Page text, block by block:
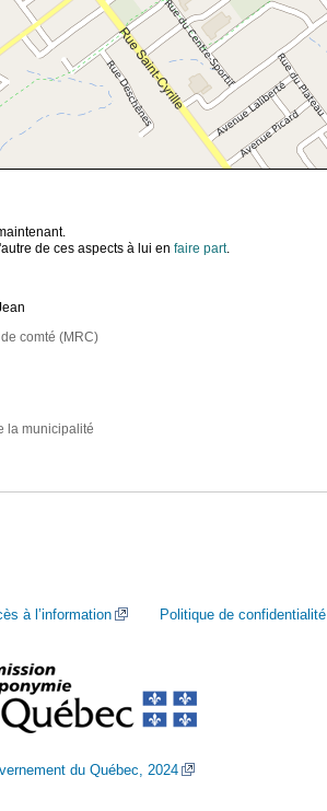
de ces aspects à lui en faire part.
comté (MRC)
la municipalité
à l’information Politique de confidentialité
du Québec, 2024